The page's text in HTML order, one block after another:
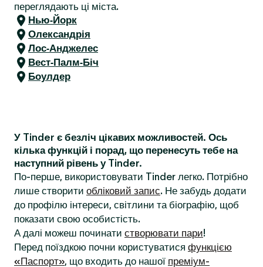
переглядають ці міста.
Нью-Йорк
Олександрія
Лос-Анджелес
Вест-Палм-Біч
Боулдер
У Tinder є безліч цікавих можливостей. Ось
кілька функцій і порад, що перенесуть тебе на
наступний рівень у Tinder.
По-перше, використовувати Tinder легко. Потрібно
лише створити обліковий запис. Не забудь додати
до профілю інтереси, світлини та біографію, щоб
показати свою особистість.
А далі можеш починати створювати пари!
Перед поїздкою почни користуватися функцією
«Паспорт», що входить до нашої преміум-